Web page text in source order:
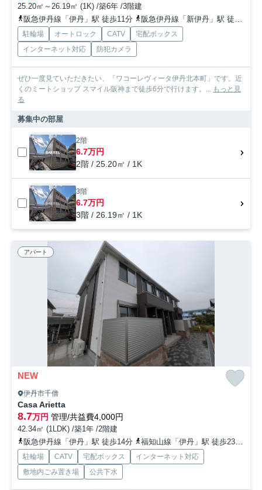
25.20㎡～26.19㎡ (1K) /築6年 /3階建
阪急伊丹線「伊丹」駅 徒歩11分
阪急伊丹線「新伊丹」駅 徒歩22分
駐輪場 オートロック CATV
宅配ボックス
インターネット対応
防犯カメラ
ぜひ一度見ていただきたい、「ワコーレヴィータ伊丹北本町」です。近
くのミートショップ スマイル阪神まで徒歩6分で行けます。...
もっと見
る
募集中の部屋
2階
6.7万円
2階 / 25.20㎡ / 1K
3階
6.7万円
3階 / 26.19㎡ / 1K
アパート
NEW
伊丹市千僧
Casa Arietta
8.7万円 管理/共益費4,000円
42.34㎡ (1LDK) /築1年 /2階建
阪急伊丹線「伊丹」駅 徒歩14分
福知山線「伊丹」駅 徒歩23分
駐輪場 CATV 宅配ボックス
インターネット対応
敷地内ごみ置き場
公共下水